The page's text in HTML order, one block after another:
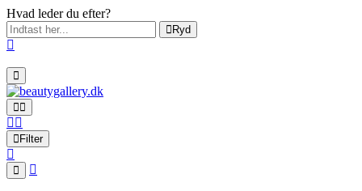
Hvad leder du efter?
Ryd
Filter